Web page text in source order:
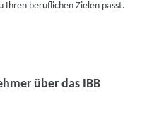
Ihren beruflichen Zielen passt.
über das IBB